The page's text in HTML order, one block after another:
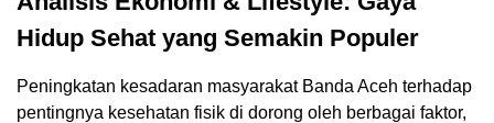
Hidup Sehat yang Semakin Populer
Peningkatan kesadaran masyarakat Banda Aceh terhadap
pentingnya kesehatan fisik di dorong oleh berbagai faktor,